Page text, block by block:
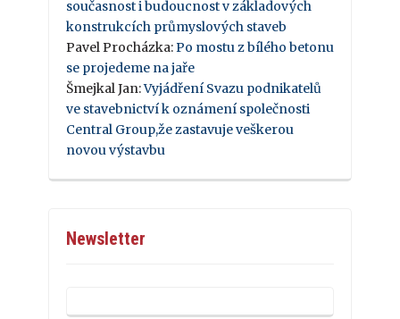
současnost i budoucnost v základových
konstrukcích průmyslových staveb
Pavel Procházka: Po mostu z bílého betonu
se projedeme na jaře
Šmejkal Jan:Vyjádření Svazu podnikatelů
ve stavebnictví k oznámení společnosti
Central Group,že zastavuje veškerou
novou výstavbu
Newsletter